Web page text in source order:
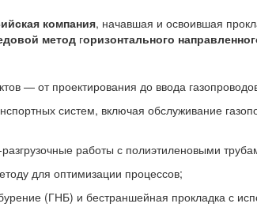
компания, начавшая и освоившая
метод горизонтального
— от проектирования до ввода
систем, включая обслуживание
работы с полиэтиленовыми
для оптимизации процессов;
(ГНБ) и бестраншейная прокладка с